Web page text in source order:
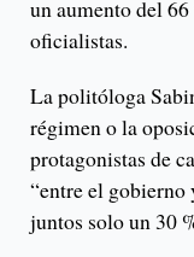
un aumento del
oficialistas.
La politóloga
régimen o la
protagonistas de
“entre el gobierno
juntos solo un 30